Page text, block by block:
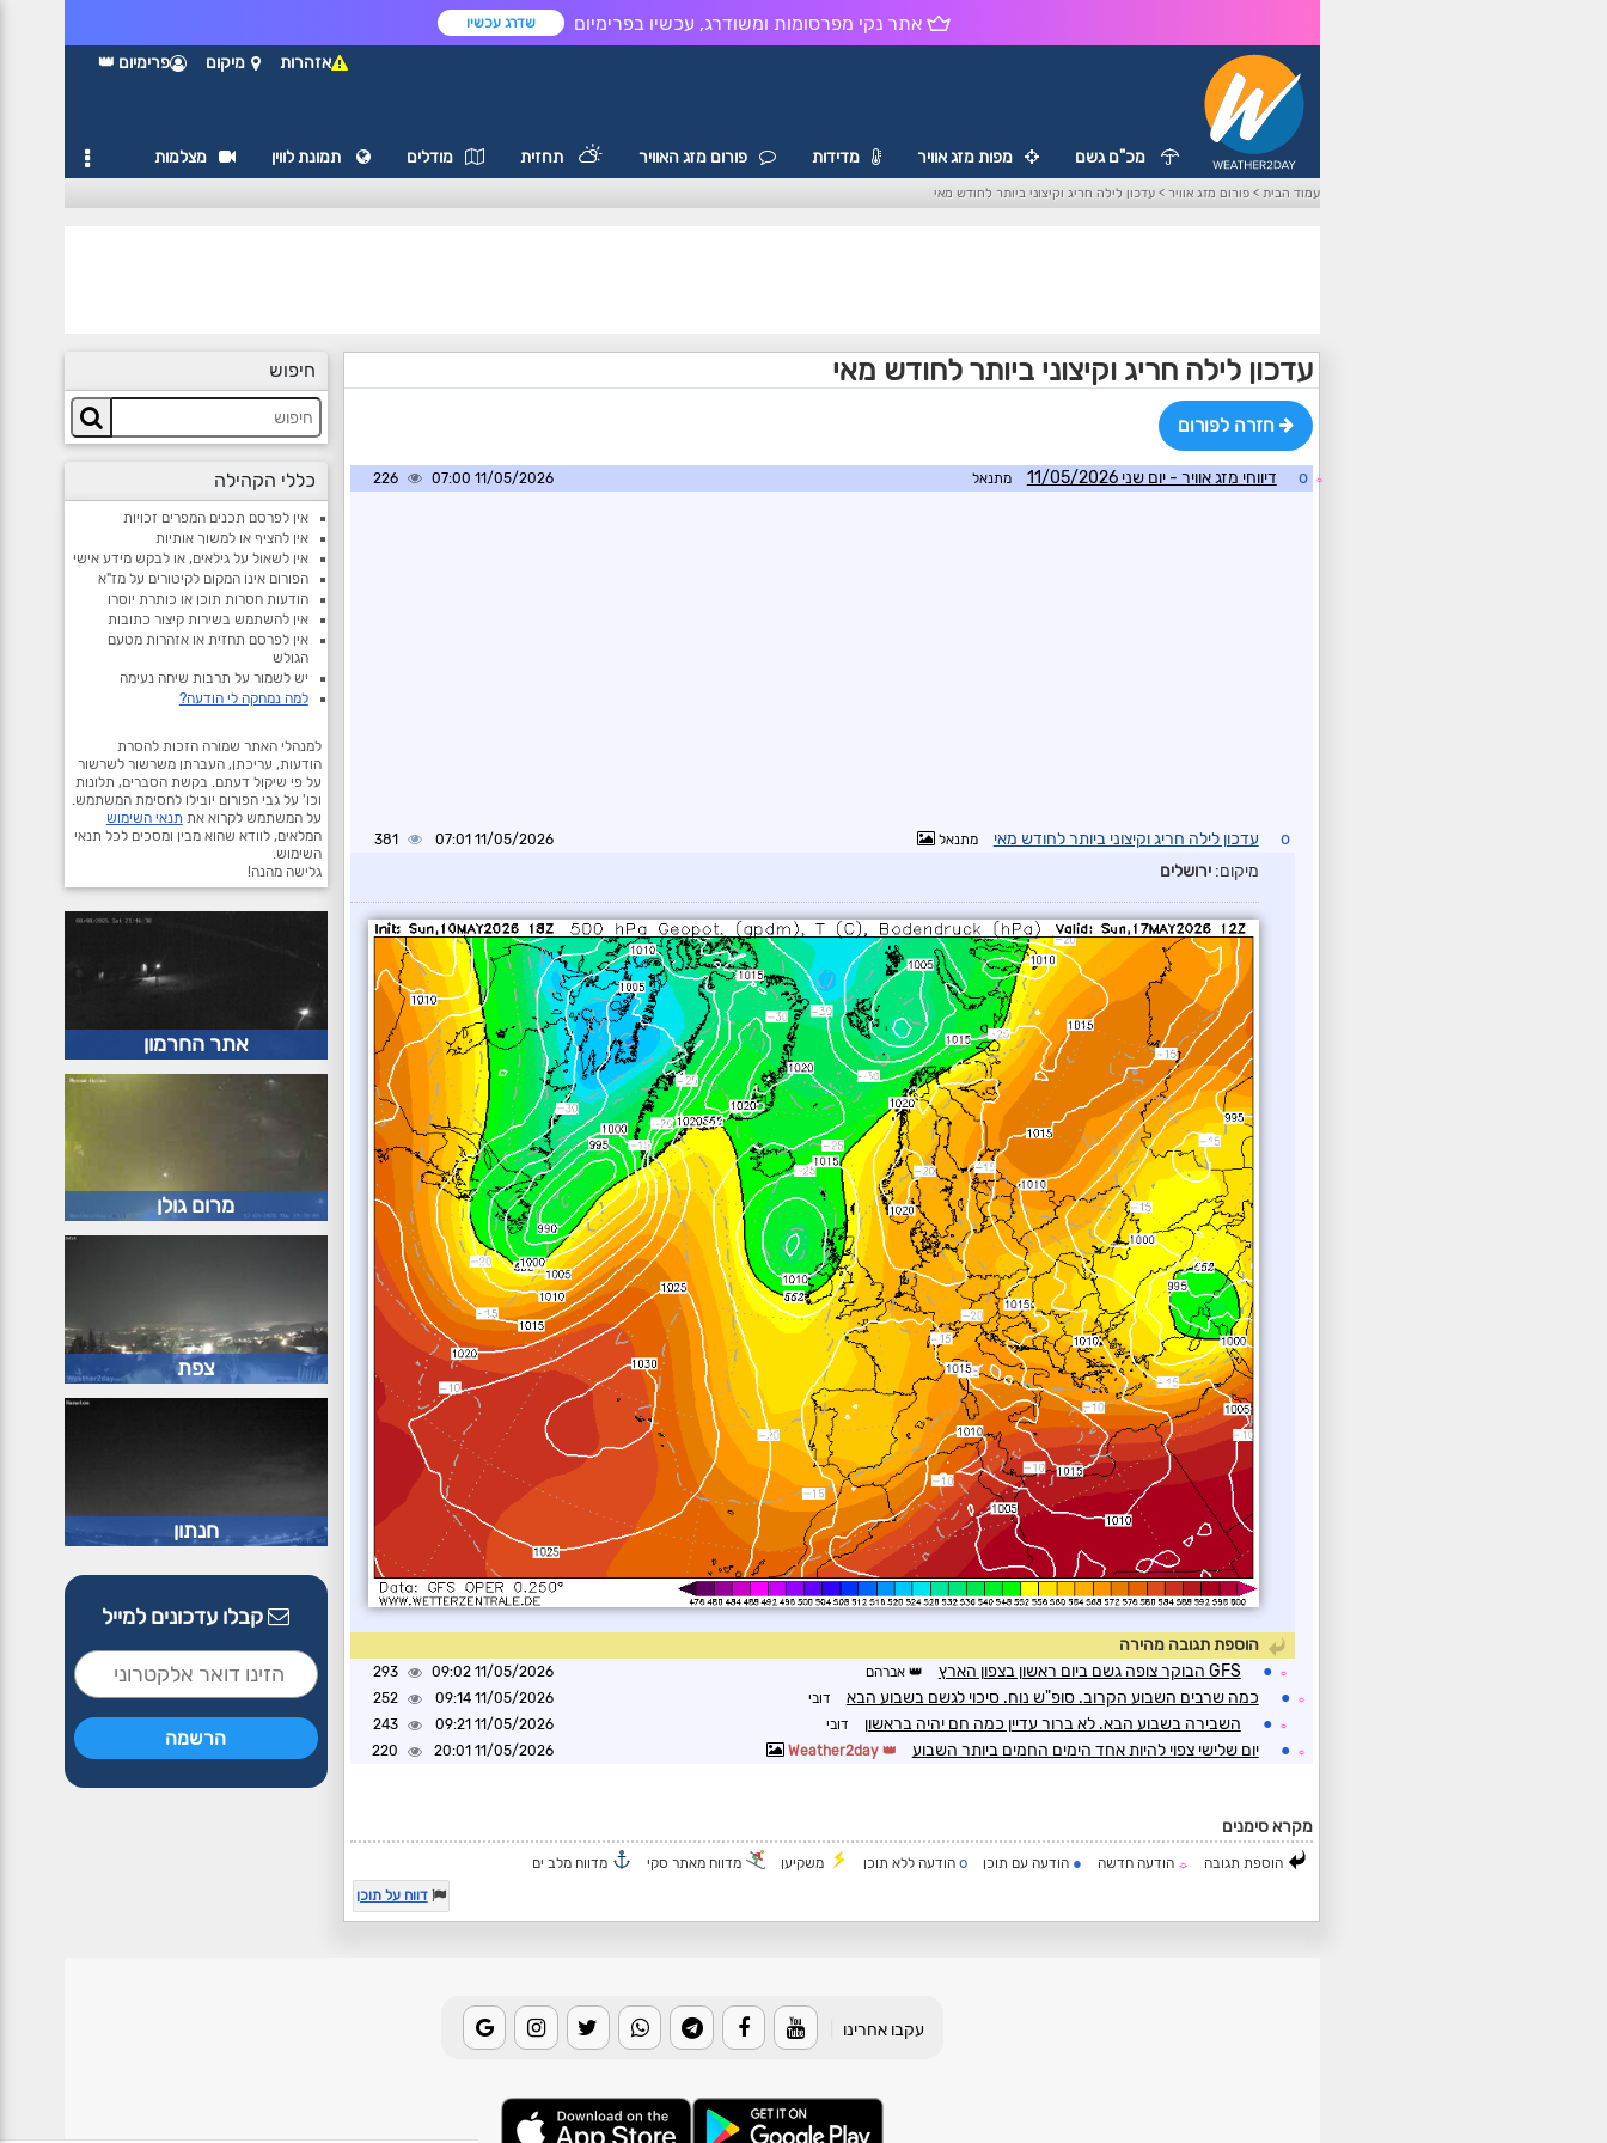
אתר נקי מפרסומות ומשודרג, עכשיו בפרימיום שדרג עכשיו
אזהרות מיקום פרימיום 👑
מכ"ם גשם מפות מזג אוויר מדידות פורום מזג האוויר תחזית מודלים תמונת לווין מצלמות
עמוד הבית >פורום מזג אוויר >עדכון לילה חריג וקיצוני ביותר לחודש מאי
עדכון לילה חריג וקיצוני ביותר לחודש מאי
חזרה לפורום
☼
o דיווחי מזג אוויר - יום שני 11/05/2026 מתנאל 11/05/2026 07:00
226
o עדכון לילה חריג וקיצוני ביותר לחודש מאי מתנאל 11/05/2026 07:01
381
מיקום:ירושלים
הוספת תגובה מהירה
☼
● GFS הבוקר צופה גשם ביום ראשון בצפון הארץ אברהם 11/05/2026 09:02
293
☼
● כמה שרבים השבוע הקרוב. סופ"ש נוח. סיכוי לגשם בשבוע הבא דובי 11/05/2026 09:14
252
☼
● השבירה בשבוע הבא. לא ברור עדיין כמה חם יהיה בראשון דובי 11/05/2026 09:21
243
☼
● יום שלישי צפוי להיות אחד הימים החמים ביותר השבוע Weather2day
11/05/2026 20:01
220
מקרא סימנים
הוספת תגובה ☼ הודעה חדשה ● הודעה עם תוכן o הודעה ללא תוכן משקיען מדווח מאתר סקי
מדווח מלב ים
דווח על תוכן
חיפוש
כללי הקהילה
אין לפרסם תכנים המפרים זכויות
אין להציף או למשוך אותיות
אין לשאול על גילאים, או לבקש מידע אישי
הפורום אינו המקום לקיטורים על מז"א
הודעות חסרות תוכן או כותרת יוסרו
אין להשתמש בשירות קיצור כתובות
אין לפרסם תחזית או אזהרות מטעם
הגולש
יש לשמור על תרבות שיחה נעימה
למה נמחקה לי הודעה?
למנהלי האתר שמורה הזכות להסרת
הודעות, עריכתן, העברתן משרשור לשרשור
על פי שיקול דעתם. בקשת הסברים, תלונות
וכו' על גבי הפורום יובילו לחסימת המשתמש.
על המשתמש לקרוא את תנאי השימוש
המלאים, לוודא שהוא מבין ומסכים לכל תנאי
השימוש.
גלישה מהנה!
אתר החרמון
מרום גולן
צפת
חנתון
קבלו עדכונים למייל
עקבו אחרינו